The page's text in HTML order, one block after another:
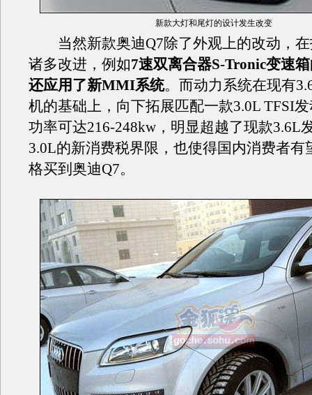
新款大灯和尾灯的设计发生改变
当然新款奥迪Q7除了外观上的改动，在
诸多改进，例如7速双离合器S-Tronic变速
还应用了新MMI系统。而动力系统在现有
机的基础上，向下拓展匹配一款3.0L TFSI
功率可达216-248kw，明显超越了现款3.6L
3.0L的新消费税界限，也使得国内消费者有
格买到奥迪Q7。